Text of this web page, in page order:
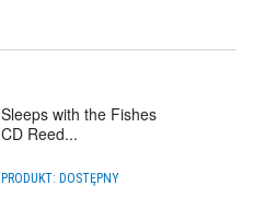
Sleeps with the Fishes
CD Reed...
PRODUKT: DOSTĘPNY